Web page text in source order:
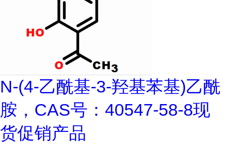
N-(4-乙酰基-3-羟基苯基)乙酰
胺，CAS号：40547-58-8现
货促销产品